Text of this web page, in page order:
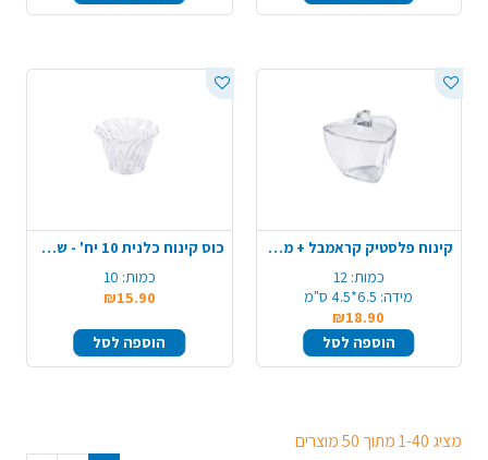
קינוח פלסטיק קראמבל + מכסה 12 יח' - שקוף
כמות: 12
מידה: 6.5*4.5 ס"מ
₪18.90
הוספה לסל
כוס קינוח כלנית 10 יח' - שקוף
כמות: 10
₪15.90
הוספה לסל
מציג 1-40 מתוך 50 מוצרים